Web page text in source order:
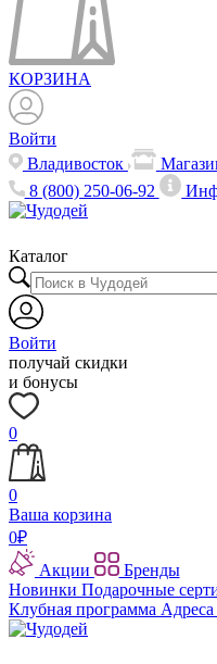
КОРЗИНА
Войти
Владивосток
8 (800) 250-06-92
Каталог
Войти
получай скидки
и бонусы
0
0
Ваша корзина
0₽
Акции
Бренды
Новинки Подарочные
Клубная программа Адреса